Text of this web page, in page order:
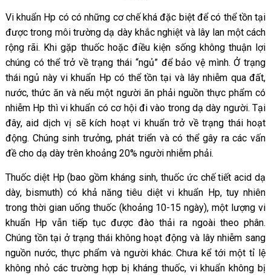
Vi khuẩn Hp có có những cơ chế khá đặc biệt để có thể tồn tại
được trong môi trường dạ dày khắc nghiệt và lây lan một cách
rộng rãi. Khi gặp thuốc hoặc điều kiện sống không thuận lợi
chúng có thể trở về trạng thái “ngủ” để bảo vệ mình. Ở trạng
thái ngủ này vi khuẩn Hp có thể tồn tại và lây nhiễm qua đất,
nước, thức ăn và nếu một người ăn phải nguồn thực phẩm có
nhiễm Hp thì vi khuẩn có cơ hội đi vào trong dạ dày người. Tại
đây, aid dịch vị sẽ kích hoạt vi khuẩn trở về trạng thái hoạt
động. Chúng sinh trưởng, phát triển và có thể gây ra các vấn
đề cho dạ dày trên khoảng 20% người nhiễm phải.
Thuốc diệt Hp (bao gồm kháng sinh, thuốc ức chế tiết acid dạ
dày, bismuth) có khả năng tiêu diệt vi khuẩn Hp, tuy nhiên
trong thời gian uống thuốc (khoảng 10-15 ngày), một lượng vi
khuẩn Hp vẫn tiếp tục được đào thải ra ngoài theo phân.
Chúng tồn tại ở trạng thái không hoạt động và lây nhiễm sang
nguồn nước, thực phẩm và người khác. Chưa kể tới một tỉ lệ
không nhỏ các trường hợp bị kháng thuốc, vi khuẩn không bị